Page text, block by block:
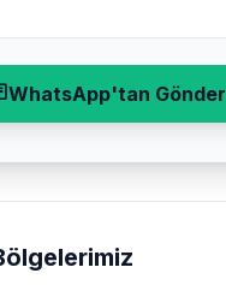
WhatsApp'tan Gönder